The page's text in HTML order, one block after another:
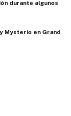
durante algunos
Mysterio en Grand